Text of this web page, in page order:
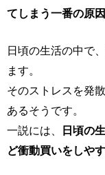
てしまう一番の原
日頃の生活の中で
ます。
そのストレスを発
あるそうです。
一説には、
日頃の
ど衝動買いをしや